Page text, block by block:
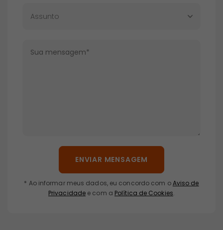
ENVIAR MENSAGEM
* Ao informar meus dados, eu concordo com oAviso de
Privacidade e com a Política de Cookies.